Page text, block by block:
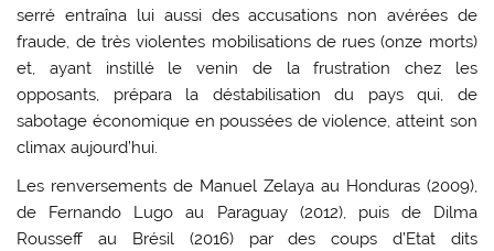
serré entraîna lui aussi des accusations non avérées de
fraude, de très violentes mobilisations de rues (onze morts)
et, ayant instillé le venin de la frustration chez les
opposants, prépara la déstabilisation du pays qui, de
sabotage économique en poussées de violence, atteint son
climax aujourd’hui.
Les renversements de Manuel Zelaya au Honduras (2009),
de Fernando Lugo au Paraguay (2012), puis de Dilma
Rousseff au Brésil (2016) par des coups d’Etat dits